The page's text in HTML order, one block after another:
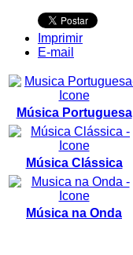
Imprimir
E-mail
Música Portuguesa
Música Clássica
Música na Onda